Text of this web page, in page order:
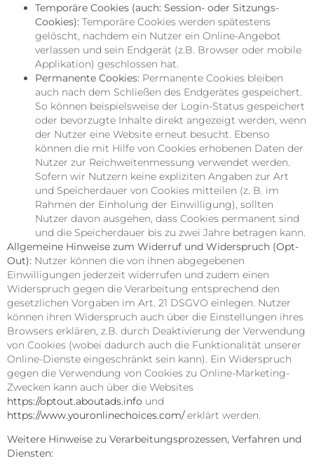
Temporäre Cookies (auch: Session- oder Sitzungs-
Cookies): Temporäre Cookies werden spätestens
gelöscht, nachdem ein Nutzer ein Online-Angebot
verlassen und sein Endgerät (z.B. Browser oder mobile
Applikation) geschlossen hat.
Permanente Cookies: Permanente Cookies bleiben
auch nach dem Schließen des Endgerätes gespeichert.
So können beispielsweise der Login-Status gespeichert
oder bevorzugte Inhalte direkt angezeigt werden, wenn
der Nutzer eine Website erneut besucht. Ebenso
können die mit Hilfe von Cookies erhobenen Daten der
Nutzer zur Reichweitenmessung verwendet werden.
Sofern wir Nutzern keine expliziten Angaben zur Art
und Speicherdauer von Cookies mitteilen (z. B. im
Rahmen der Einholung der Einwilligung), sollten
Nutzer davon ausgehen, dass Cookies permanent sind
und die Speicherdauer bis zu zwei Jahre betragen kann.
Allgemeine Hinweise zum Widerruf und Widerspruch (Opt-
Out): Nutzer können die von ihnen abgegebenen
Einwilligungen jederzeit widerrufen und zudem einen
Widerspruch gegen die Verarbeitung entsprechend den
gesetzlichen Vorgaben im Art. 21 DSGVO einlegen. Nutzer
können ihren Widerspruch auch über die Einstellungen ihres
Browsers erklären, z.B. durch Deaktivierung der Verwendung
von Cookies (wobei dadurch auch die Funktionalität unserer
Online-Dienste eingeschränkt sein kann). Ein Widerspruch
gegen die Verwendung von Cookies zu Online-Marketing-
Zwecken kann auch über die Websites
https://optout.aboutads.info und
https://www.youronlinechoices.com/erklärt werden.
Weitere Hinweise zu Verarbeitungsprozessen, Verfahren und
Diensten: